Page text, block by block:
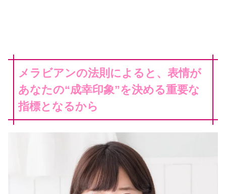
メラビアンの法則によると、表情が
あなたの“成幸印象”を決める重要な
指標となるから